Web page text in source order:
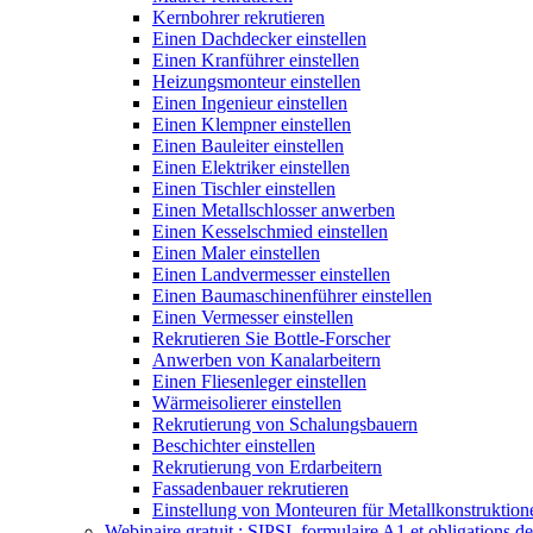
Kernbohrer rekrutieren
Einen Dachdecker einstellen
Einen Kranführer einstellen
Heizungsmonteur einstellen
Einen Ingenieur einstellen
Einen Klempner einstellen
Einen Bauleiter einstellen
Einen Elektriker einstellen
Einen Tischler einstellen
Einen Metallschlosser anwerben
Einen Kesselschmied einstellen
Einen Maler einstellen
Einen Landvermesser einstellen
Einen Baumaschinenführer einstellen
Einen Vermesser einstellen
Rekrutieren Sie Bottle-Forscher
Anwerben von Kanalarbeitern
Einen Fliesenleger einstellen
Wärmeisolierer einstellen
Rekrutierung von Schalungsbauern
Beschichter einstellen
Rekrutierung von Erdarbeitern
Fassadenbauer rekrutieren
Einstellung von Monteuren für